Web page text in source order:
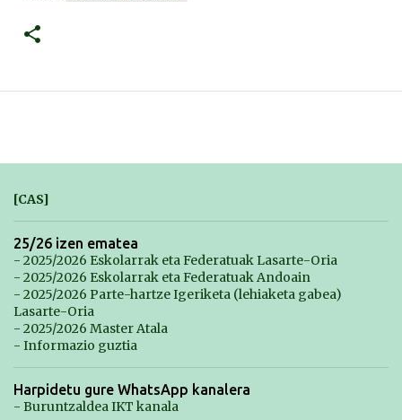
[CAS]
25/26 izen ematea
- 2025/2026 Eskolarrak eta Federatuak Lasarte-Oria
- 2025/2026 Eskolarrak eta Federatuak Andoain
- 2025/2026 Parte-hartze Igeriketa (lehiaketa gabea)
Lasarte-Oria
- 2025/2026 Master Atala
- Informazio guztia
Harpidetu gure WhatsApp kanalera
- Buruntzaldea IKT kanala